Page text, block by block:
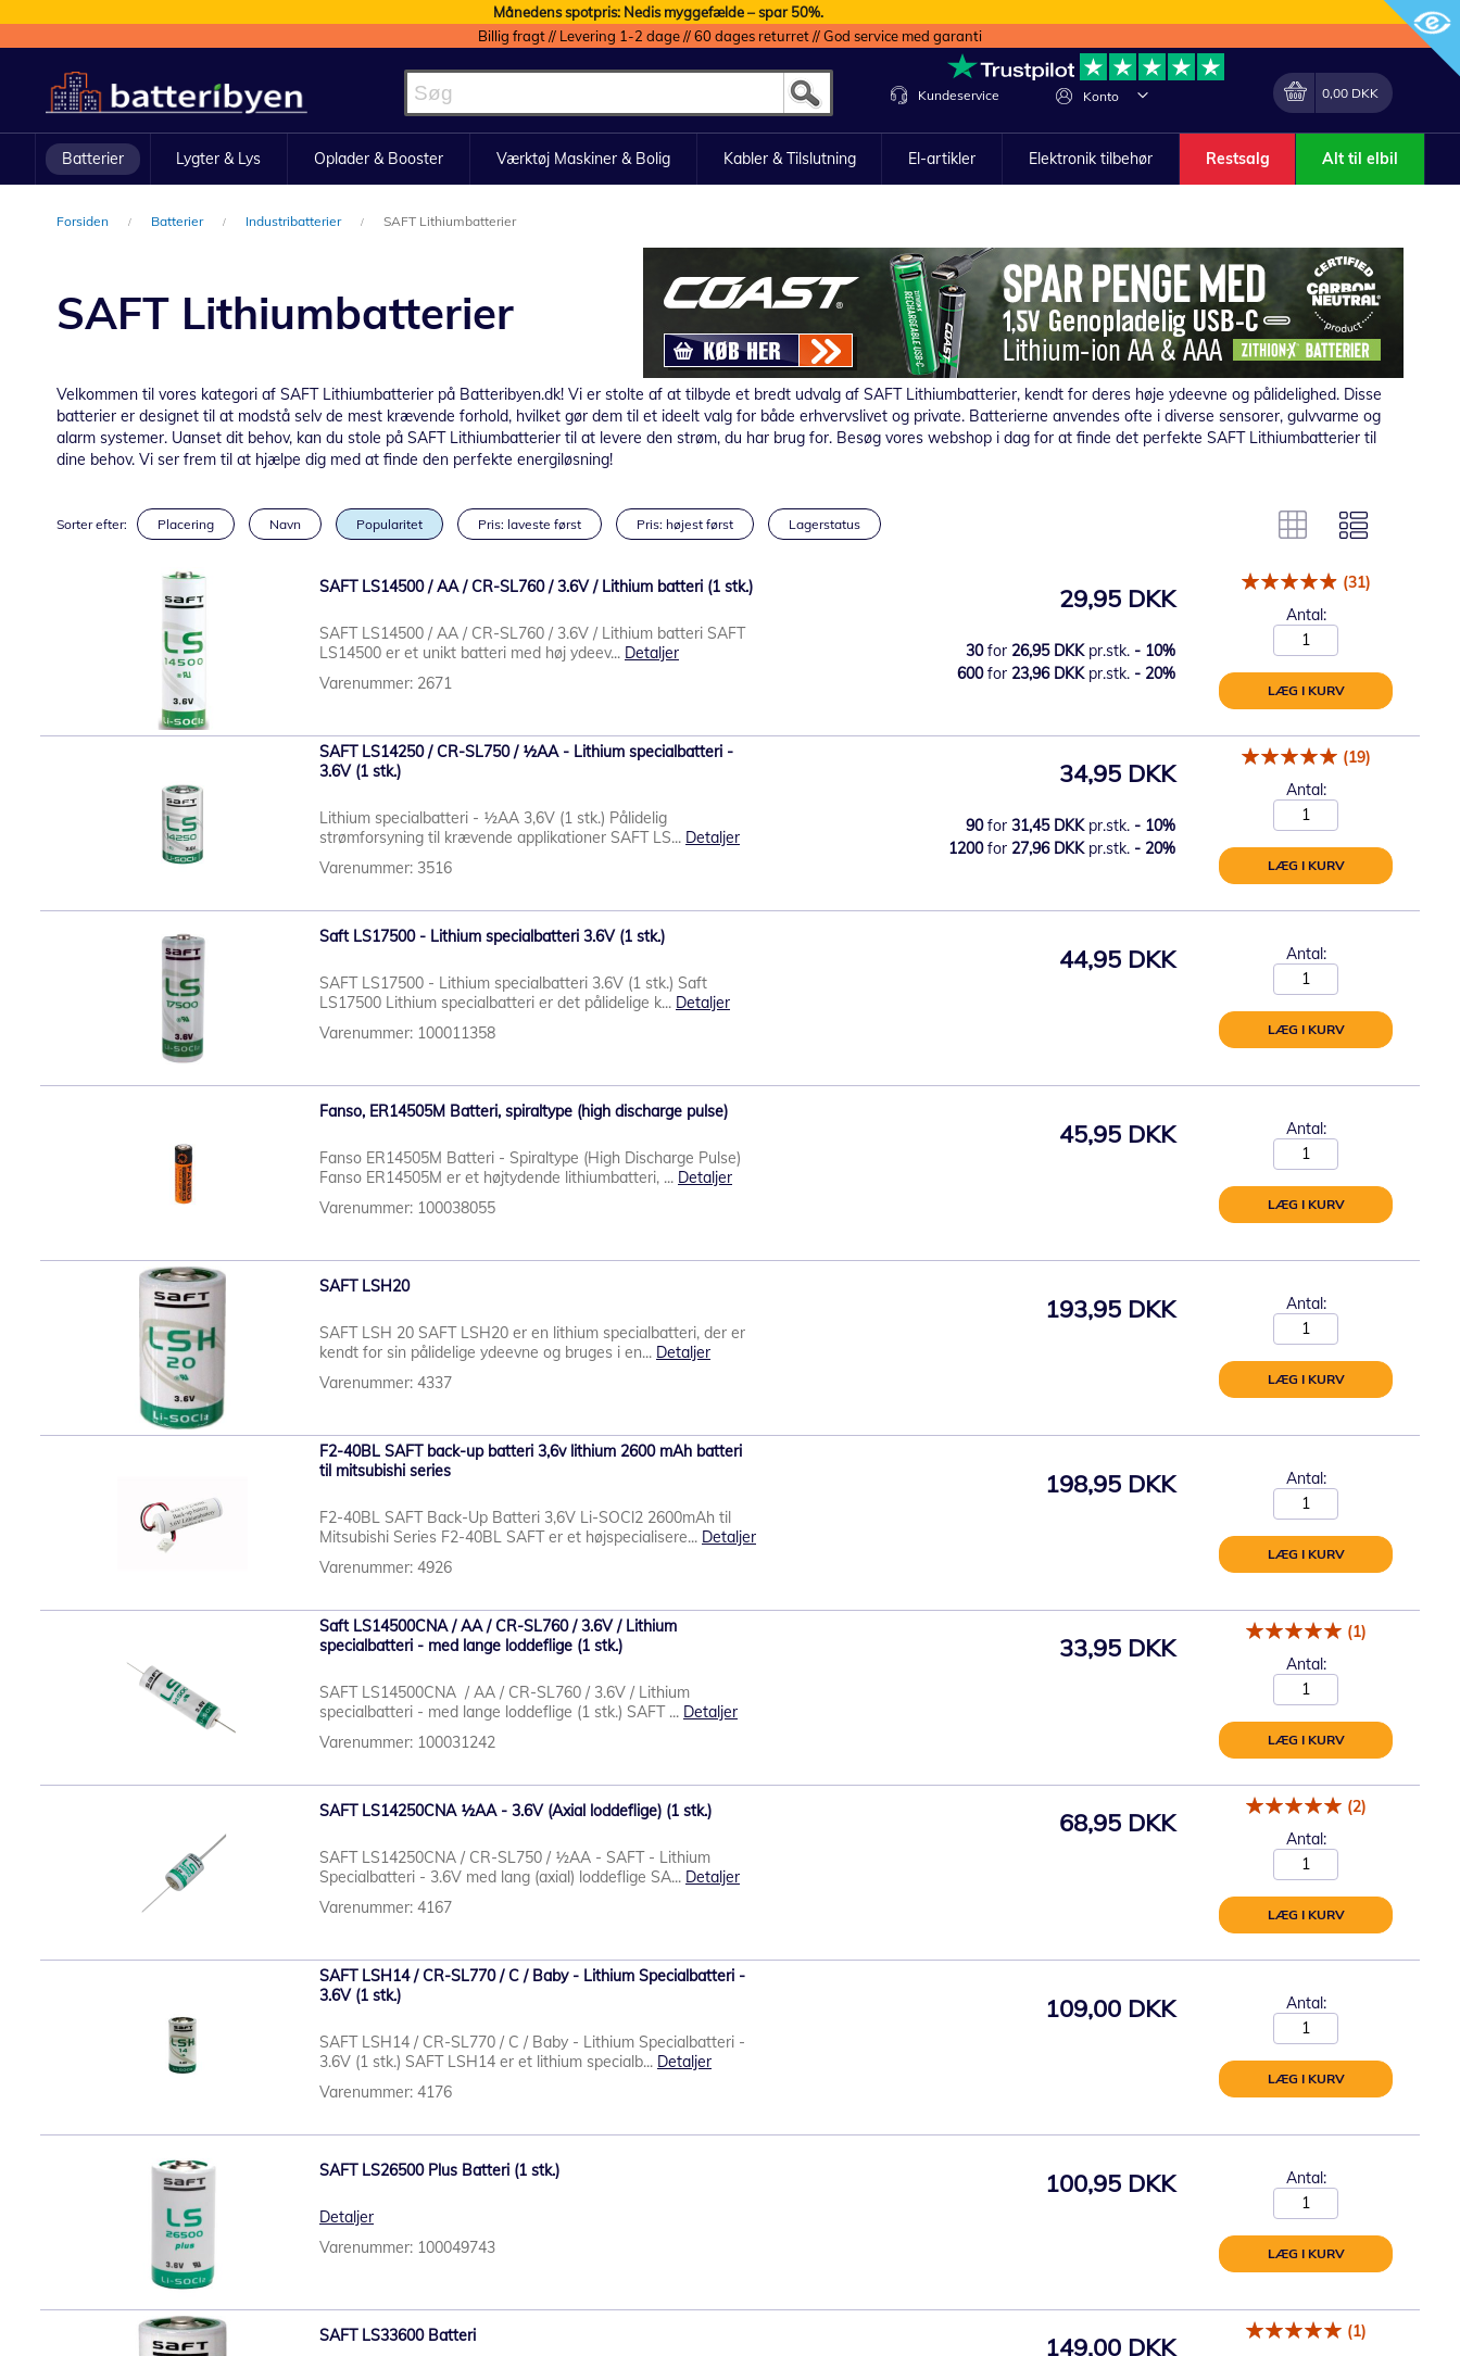
Månedens spotpris: Nedis myggefælde – spar 50%.
Billig fragt // Levering 1-2 dage // 60 dages returret // God service med garanti
to
Content
Konto
Lave
Min indkøbskurv
0,00 DKK
Kundeservice
Batterier Lygter & Lys Oplader & Booster Værktøj Maskiner & Bolig Kabler & Tilslutning El-artikler Elektronik tilbehør Restsalg Alt til elbil
Forsiden Batterier Industribatterier SAFT Lithiumbatterier
SAFT Lithiumbatterier
Velkommen til vores kategori af SAFT Lithiumbatterier på Batteribyen.dk! Vi er stolte af at tilbyde et bredt udvalg af SAFT Lithiumbatterier, kendt for deres høje ydeevne og pålidelighed. Disse
batterier er designet til at modstå selv de mest krævende forhold, hvilket gør dem til et ideelt valg for både erhvervslivet og private. Batterierne anvendes ofte i diverse sensorer, gulvvarme og
alarm systemer. Uanset dit behov, kan du stole på SAFT Lithiumbatterier til at levere den strøm, du har brug for. Besøg vores webshop i dag for at finde det perfekte SAFT Lithiumbatterier til
dine behov. Vi ser frem til at hjælpe dig med at finde den perfekte energiløsning!
Sorter efter: Placering Navn Popularitet Pris: laveste først Pris: højest først Lagerstatus
SAFT LS14500 / AA / CR-SL760 / 3.6V / Lithium batteri (1 stk.)
SAFT LS14500 / AA / CR-SL760 / 3.6V / Lithium batteri SAFT
LS14500 er et unikt batteri med høj ydeev... Detaljer
Varenummer: 2671
29,95 DKK
30for 26,95 DKK pr.stk. - 10%
600for 23,96 DKK pr.stk. - 20%
(31)
Antal:
LÆG I KURV
SAFT LS14250 / CR-SL750 / ½AA - Lithium specialbatteri -
3.6V (1 stk.)
Lithium specialbatteri - ½AA 3,6V (1 stk.) Pålidelig
strømforsyning til krævende applikationer SAFT LS... Detaljer
Varenummer: 3516
34,95 DKK
90for 31,45 DKK pr.stk. - 10%
1200for 27,96 DKK pr.stk. - 20%
(19)
Antal:
LÆG I KURV
Saft LS17500 - Lithium specialbatteri 3.6V (1 stk.)
SAFT LS17500 - Lithium specialbatteri 3.6V (1 stk.) Saft
LS17500 Lithium specialbatteri er det pålidelige k... Detaljer
Varenummer: 100011358
44,95 DKK Antal:
LÆG I KURV
Fanso, ER14505M Batteri, spiraltype (high discharge pulse)
Fanso ER14505M Batteri - Spiraltype (High Discharge Pulse)
Fanso ER14505M er et højtydende lithiumbatteri, ... Detaljer
Varenummer: 100038055
45,95 DKK Antal:
LÆG I KURV
SAFT LSH20
SAFT LSH 20 SAFT LSH20 er en lithium specialbatteri, der er
kendt for sin pålidelige ydeevne og bruges i en... Detaljer
Varenummer: 4337
193,95 DKK Antal:
LÆG I KURV
F2-40BL SAFT back-up batteri 3,6v lithium 2600 mAh batteri
til mitsubishi series
F2-40BL SAFT Back-Up Batteri 3,6V Li-SOCl2 2600mAh til
Mitsubishi Series F2-40BL SAFT er et højspecialisere... Detaljer
Varenummer: 4926
198,95 DKK Antal:
LÆG I KURV
Saft LS14500CNA / AA / CR-SL760 / 3.6V / Lithium
specialbatteri - med lange loddeflige (1 stk.)
SAFT LS14500CNA / AA / CR-SL760 / 3.6V / Lithium
specialbatteri - med lange loddeflige (1 stk.) SAFT ... Detaljer
Varenummer: 100031242
33,95 DKK
(1)
Antal:
LÆG I KURV
SAFT LS14250CNA ½AA - 3.6V (Axial loddeflige) (1 stk.)
SAFT LS14250CNA / CR-SL750 / ½AA - SAFT - Lithium
Specialbatteri - 3.6V med lang (axial) loddeflige SA... Detaljer
Varenummer: 4167
68,95 DKK
(2)
Antal:
LÆG I KURV
SAFT LSH14 / CR-SL770 / C / Baby - Lithium Specialbatteri -
3.6V (1 stk.)
SAFT LSH14 / CR-SL770 / C / Baby - Lithium Specialbatteri -
3.6V (1 stk.) SAFT LSH14 er et lithium specialb... Detaljer
Varenummer: 4176
109,00 DKK Antal:
LÆG I KURV
SAFT LS26500 Plus Batteri (1 stk.)
Detaljer
Varenummer: 100049743
100,95 DKK Antal:
LÆG I KURV
SAFT LS33600 Batteri 149,00 DKK
(1)